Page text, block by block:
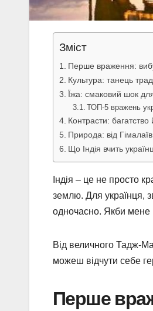
Зміст
Перше враження:
Культура: танець
Їжа: смаковий шок
ТОП-5 вражень
Контрасти: багатство
Природа: від
Що Індія вчить
Індія – це не просто
землю. Для українця,
одночасно. Якби мене
Від величного Тадж-
можеш відчути себе
Перше